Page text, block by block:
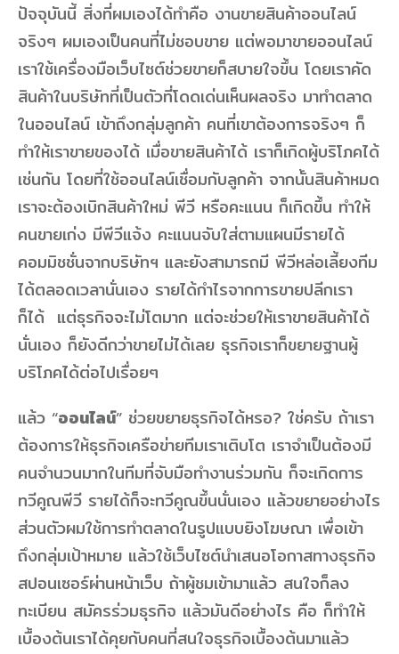
ปัจจุบันนี้ สิ่งที่ผมเองได้ทำคือ งานขายสินค้าออนไลน์
จริงๆ ผมเองเป็นคนที่ไม่ชอบขาย แต่พอมาขายออนไลน์
เราใช้เครื่องมือเว็บไซต์ช่วยขายก็สบายใจขึ้น โดยเราคัด
สินค้าในบริษัทที่เป็นตัวที่โดดเด่นเห็นผลจริง มาทำตลาด
ในออนไลน์ เข้าถึงกลุ่มลูกค้า คนที่เขาต้องการจริงๆ ก็
ทำให้เราขายของได้ เมื่อขายสินค้าได้ เราก็เกิดผู้บริโภคได้
เช่นกัน โดยที่ใช้ออนไลน์เชื่อมกับลูกค้า จากนั้นสินค้าหมด
เราจะต้องเบิกสินค้าใหม่ พีวี หรือคะแนน ก็เกิดขึ้น ทำให้
คนขายเก่ง มีพีวีแจ้ง คะแนนจับใส่ตามแผนมีรายได้
คอมมิชชั่นจากบริษัทฯ และยังสามารถมี พีวีหล่อเลี้ยงทีม
ได้ตลอดเวลานั่นเอง รายได้กำไรจากการขายปลีกเรา
ก็ได้ แต่ธุรกิจจะไม่โตมาก แต่จะช่วยให้เราขายสินค้าได้
นั่นเอง ก็ยังดีกว่าขายไม่ได้เลย ธุรกิจเราก็ขยายฐานผู้
บริโภคได้ต่อไปเรื่อยๆ
แล้ว “ออนไลน์” ช่วยขยายธุรกิจได้หรอ? ใช่ครับ ถ้าเรา
ต้องการให้ธุรกิจเครือข่ายทีมเราเติบโต เราจำเป็นต้องมี
คนจำนวนมากในทีมที่จับมือทำงานร่วมกัน ก็จะเกิดการ
ทวีคูณพีวี รายได้ก็จะทวีคูณขึ้นนั่นเอง แล้วขยายอย่างไร
ส่วนตัวผมใช้การทำตลาดในรูปแบบยิงโฆษณา เพื่อเข้า
ถึงกลุ่มเป้าหมาย แล้วใช้เว็บไซต์นำเสนอโอกาสทางธุรกิจ
สปอนเซอร์ผ่านหน้าเว็บ ถ้าผู้ชมเข้ามาแล้ว สนใจก็ลง
ทะเบียน สมัครร่วมธุรกิจ แล้วมันดีอย่างไร คือ ก็ทำให้
เบื้องต้นเราได้คุยกับคนที่สนใจธุรกิจเบื้องต้นมาแล้ว